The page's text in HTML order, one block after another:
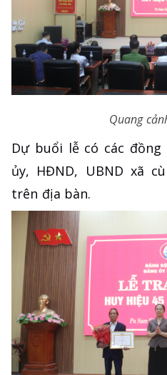
Quang
Dự buổi lễ có các
ủy, HĐND, UBND xã
trên địa bàn.